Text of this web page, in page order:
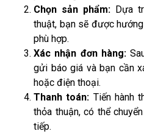
Chọn sản phẩm: Dựa
thuật, bạn sẽ được
phù hợp.
Xác nhận đơn hàng:
gửi báo giá và bạn cần
hoặc điện thoại.
Thanh toán: Tiến hành
thỏa thuận, có thể
tiếp.